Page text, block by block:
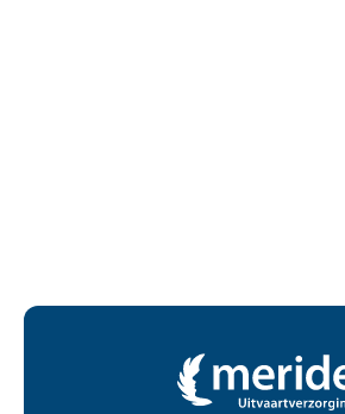
Contactgegevens en footer menu van Meride